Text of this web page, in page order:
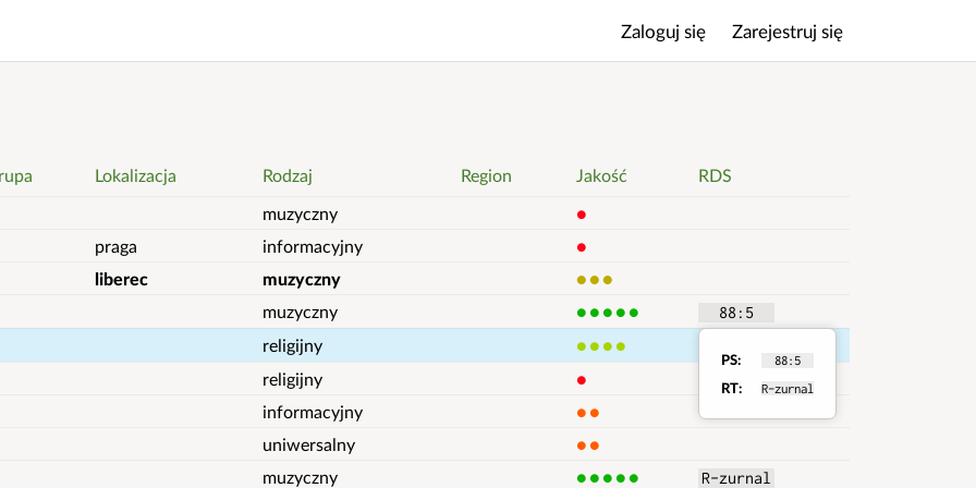
Menu
Zaloguj się Zarejestruj się
Lokalizacja Rodzaj Region Jakość
RDS
muzyczny
1
praga
informacyjny
1
liberec
muzyczny
3
muzyczny
5
  88:5
Informacje
o
PS
  88:5
RT R-zurnal
religijny 4
religijny
1
informacyjny
2
uniwersalny
2
muzyczny
5 R-zurnal